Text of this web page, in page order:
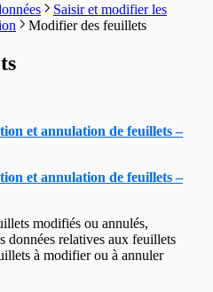
T5 / relevé 3
T215
T550
T2200
T5013
électronique
passe
des utilisateurs
système
utilisateur
soutien
erreurs au soutien
à distance
Saisir et modifier les
Modifier des feuillets
et annulation de feuillets –
et annulation de feuillets –
modifiés ou annulés,
données relatives aux feuillets
à modifier ou à annuler